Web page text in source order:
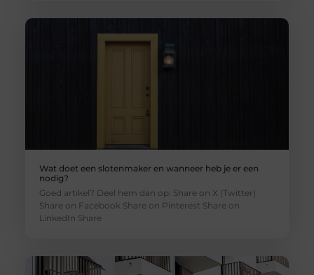
Wat doet een slotenmaker en wanneer heb je er een
nodig?
Goed artikel? Deel hem dan op: Share on X (Twitter)
Share on Facebook Share on Pinterest Share on
LinkedIn Share